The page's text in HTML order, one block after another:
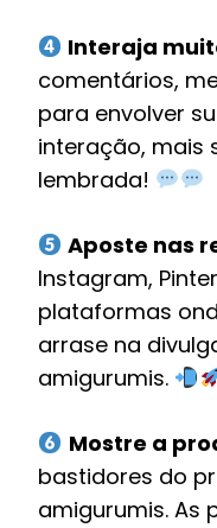
Interaja
comentários,
para envolver
interação, mais
lembrada!
Aposte nas
Instagram,
plataformas
arrase na
amigurumis.
Mostre a
bastidores do
amigurumis. As